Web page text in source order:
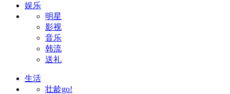
娱乐
明星
影视
音乐
韩流
送礼
生活
壮龄go!